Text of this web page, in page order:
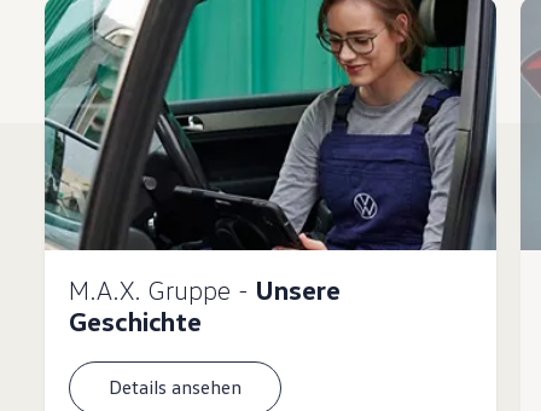
M.A.X. Gruppe - Unsere
Geschichte
Details ansehen